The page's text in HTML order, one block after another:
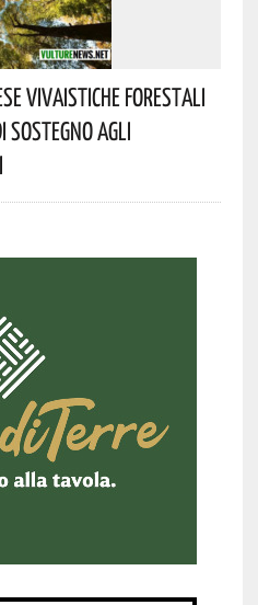
Vivaistiche Forestali
Sostegno Agli